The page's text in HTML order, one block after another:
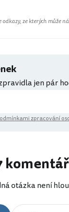
ze kterých může
jen pár
zpracování
otázka není